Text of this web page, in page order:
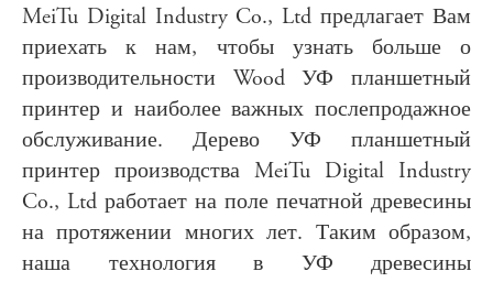
MeiTu Digital Industry Co., Ltd предлагает Вам
приехать к нам, чтобы узнать больше о
производительности Wood УФ планшетный
принтер и наиболее важных послепродажное
обслуживание. Дерево УФ планшетный
принтер производства MeiTu Digital Industry
Co., Ltd работает на поле печатной древесины
на протяжении многих лет. Таким образом,
наша технология в УФ древесины